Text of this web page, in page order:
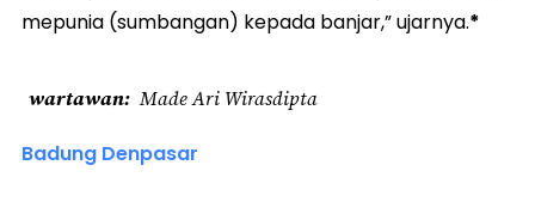
mepunia (sumbangan) kepada banjar,” ujarnya.*
wartawan Made Ari Wirasdipta
Badung Denpasar